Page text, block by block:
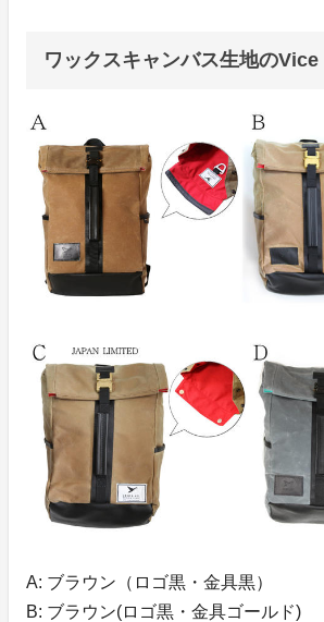
ワックスキャンバス生地の
A: ブラウン（ロゴ黒・金具黒）
B: ブラウン(ロゴ黒・金具ゴールド)